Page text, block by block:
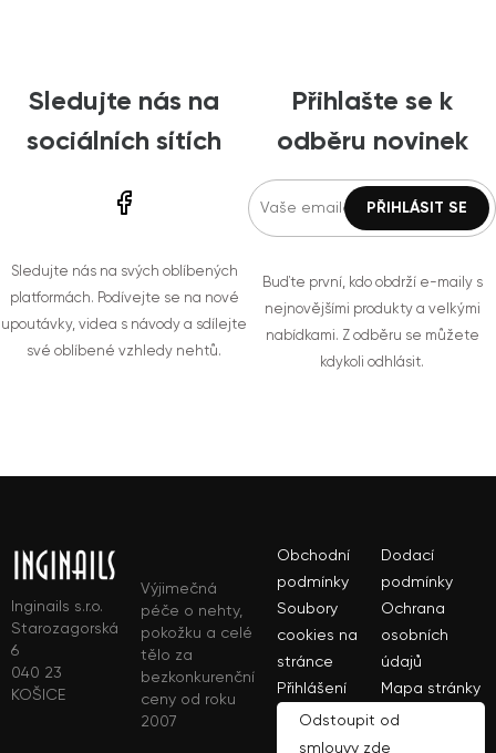
Sledujte nás na
sociálních sítích
Sledujte nás na svých oblíbených
platformách. Podívejte se na nové
upoutávky, videa s návody a sdílejte
své oblíbené vzhledy nehtů.
Přihlašte se k
odběru novinek
Buďte první, kdo obdrží e-maily s
nejnovějšími produkty a velkými
nabídkami. Z odběru se můžete
kdykoli odhlásit.
Inginails s.r.o.
Starozagorská
6
040 23
KOŠICE
Výjimečná
péče o nehty,
pokožku a celé
tělo za
bezkonkurenční
ceny od roku
2007
Obchodní
podmínky
Dodací
podmínky
Soubory
cookies na
stránce
Ochrana
osobních
údajů
Přihlášení
Mapa stránky
Odstoupit od
smlouvy zde